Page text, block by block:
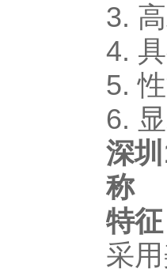
3.
4.
5.
6.
深
称
特
采